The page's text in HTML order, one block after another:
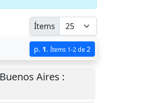
Ítems
p. 1. Ítems 1-2 de 2
Buenos Aires :